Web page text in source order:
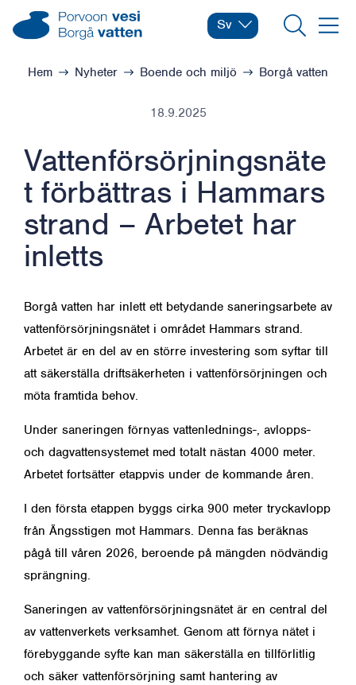
Hoppa till innehåll
Meny
Borgå vatten – Gå till startsidan
Byt språk
Nuvarande språk:
Sv
Sök
Bläddra:
Hem Nyheter Boende och miljö Borgå vatten
18.9.2025
Vattenförsörjningsnäte
t förbättras i Hammars
strand – Arbetet har
inletts
Borgå vatten har inlett ett betydande saneringsarbete av
vattenförsörjningsnätet i området Hammars strand.
Arbetet är en del av en större investering som syftar till
att säkerställa driftsäkerheten i vattenförsörjningen och
möta framtida behov.
Under saneringen förnyas vattenlednings-, avlopps-
och dagvattensystemet med totalt nästan 4000 meter.
Arbetet fortsätter etappvis under de kommande åren.
I den första etappen byggs cirka 900 meter tryckavlopp
från Ängsstigen mot Hammars. Denna fas beräknas
pågå till våren 2026, beroende på mängden nödvändig
sprängning.
Saneringen av vattenförsörjningsnätet är en central del
av vattenverkets verksamhet. Genom att förnya nätet i
förebyggande syfte kan man säkerställa en tillförlitlig
och säker vattenförsörjning samt hantering av